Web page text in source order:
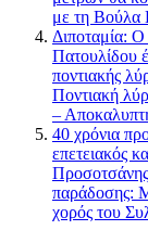
με τη Βούλα
Διποταμία:
Πατουλίδου
ποντιακής
Ποντιακή
–
40 χρόνια
επετειακός
παράδοσης:
χορός του